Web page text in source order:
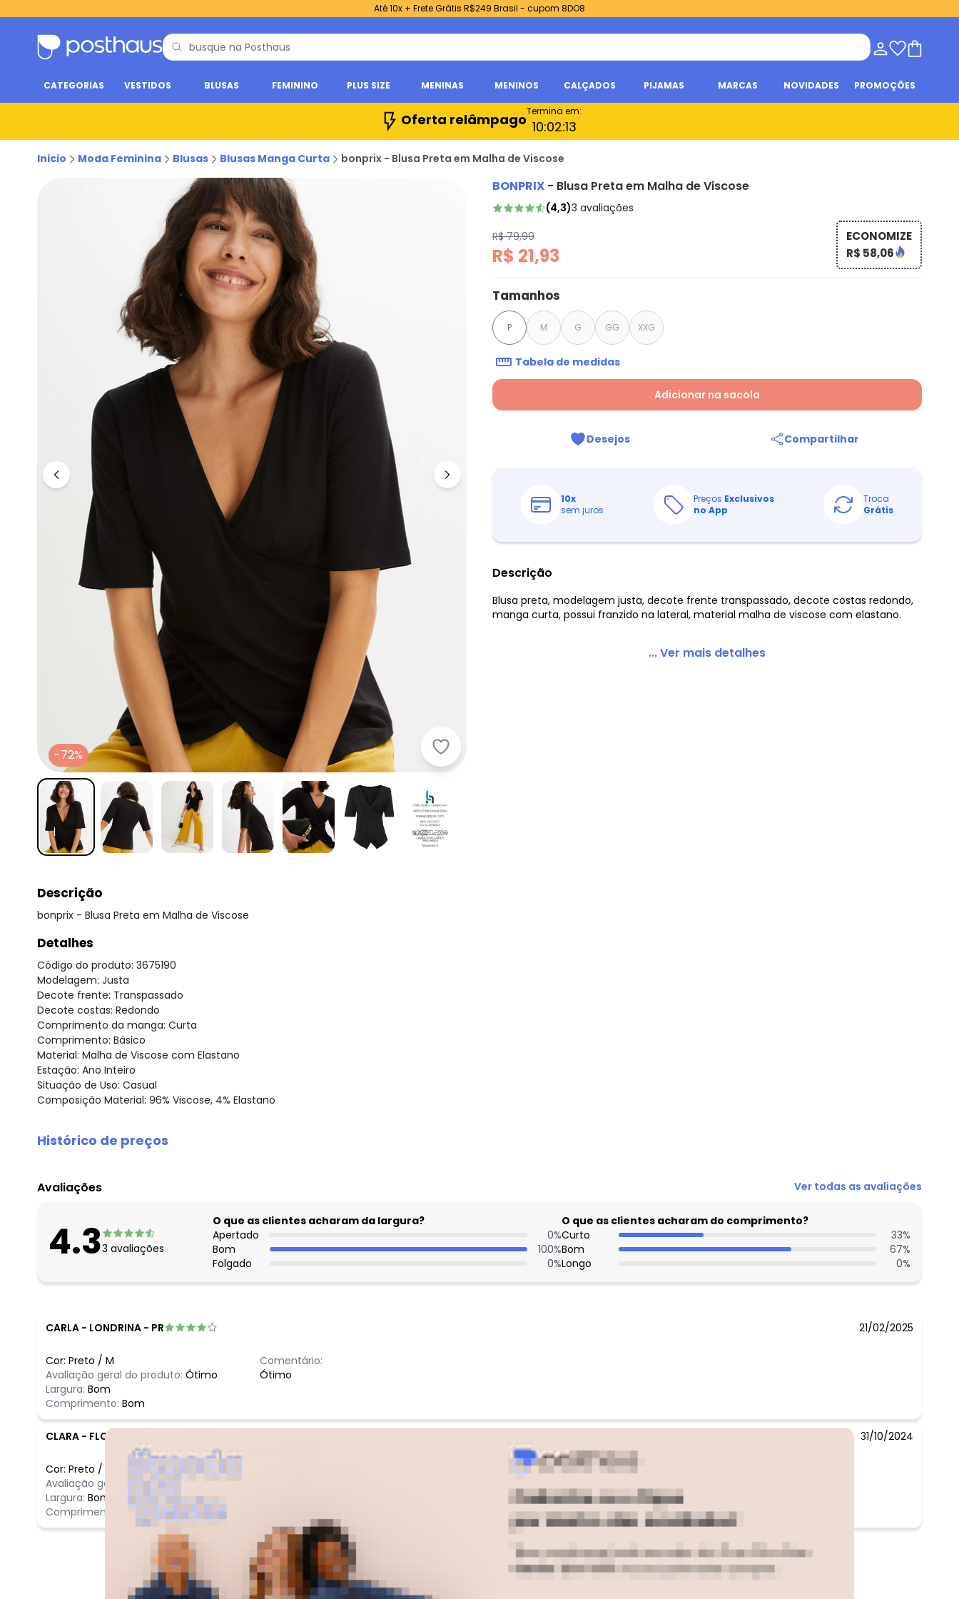
Até 10x + Frete Grátis R$249 Brasil - cupom 8DO8
CATEGORIAS VESTIDOS BLUSAS FEMININO PLUS SIZE MENINAS MENINOS CALÇADOS PIJAMAS MARCAS NOVIDADES PROMOÇÕES
Oferta relâmpagoTermina em:
10:02:11
Inicio Moda Feminina Blusas Blusas Manga Curta bonprix - Blusa Preta em Malha de Viscose
bonprix - Blusa Preta em Malha de Viscose
-72%
BONPRIX - Blusa Preta em Malha de Viscose
(4,3)3 avaliações
R$ 79,99
R$ 21,93
ECONOMIZE
R$ 58,06
Tamanhos
P M G GG XXG
Tabela de medidas
Adicionar na sacola
Desejos Compartilhar
10x
sem juros
Preços Exclusivos
no App
Troca
Grátis
Descrição
Blusa preta, modelagem justa, decote frente transpassado, decote costas redondo,
manga curta, possui franzido na lateral, material malha de viscose com elastano.
... Ver mais detalhes
Descrição
bonprix - Blusa Preta em Malha de Viscose
Detalhes
Código do produto: 3675190
Modelagem: Justa
Decote frente: Transpassado
Decote costas: Redondo
Comprimento da manga: Curta
Comprimento: Básico
Material: Malha de Viscose com Elastano
Estação: Ano Inteiro
Situação de Uso: Casual
Composição Material: 96% Viscose, 4% Elastano
Histórico de preços
agosto/2026
N/D*
maio/2026 R$ 44,99
abril/2026 N/D*
N/D*
fevereiro/2026 N/D*
Avaliações Ver todas as avaliações
4.33 avaliações
O que as clientes acharam da largura?
Apertado
0%
Bom
100%
Folgado
0%
O que as clientes acharam do comprimento?
Curto
33%
Bom
67%
Longo
0%
CARLA - LONDRINA - PR 21/02/2025
Cor: Preto / M
Avaliação geral do produto: Ótimo
Largura: Bom
Comprimento: Bom
Comentário:
Ótimo
CLARA - FLORIANOPOLIS - SC 31/10/2024
Cor: Preto /
Avaliação geral do produto:
Incrível
Largura: Bom
Comprimento:
Bom
Ver todas as avaliações